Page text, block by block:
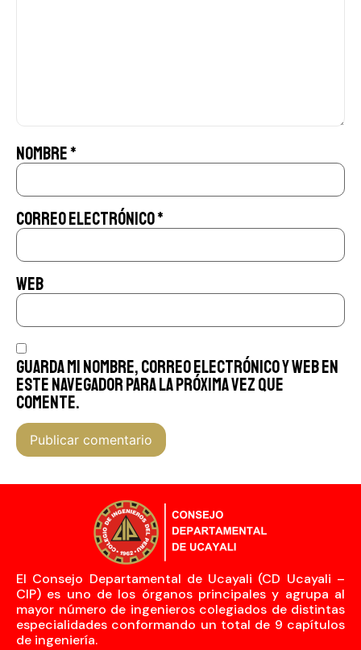
Nombre*
Correo electrónico*
Web
Guarda mi nombre, correo electrónico y web en
este navegador para la próxima vez que
comente.
El Consejo Departamental de Ucayali (CD Ucayali –
CIP) es uno de los órganos principales y agrupa al
mayor número de ingenieros colegiados de distintas
especialidades conformando un total de 9 capítulos
de ingeniería.